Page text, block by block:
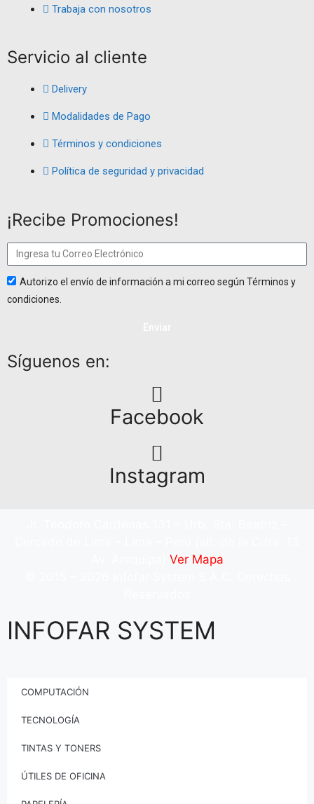
Trabaja con nosotros
Servicio al cliente
Delivery
Modalidades de Pago
Términos y condiciones
Política de seguridad y privacidad
¡Recibe Promociones!
Autorizo el envío de información a mi correo según Términos y
condiciones.
Síguenos en:
Facebook
Instagram
Ver Mapa
INFOFAR SYSTEM
COMPUTACIÓN
TECNOLOGÍA
TINTAS Y TONERS
ÚTILES DE OFICINA